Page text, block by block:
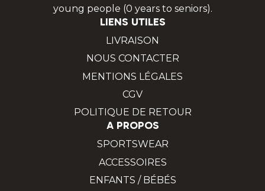
young people (0 years to seniors).
LIENS UTILES
LIVRAISON
NOUS CONTACTER
MENTIONS LÉGALES
CGV
POLITIQUE DE RETOUR
A PROPOS
SPORTSWEAR
ACCESSOIRES
ENFANTS / BÉBÉS